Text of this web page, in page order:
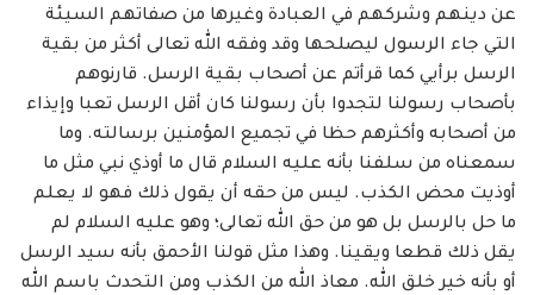
عن دينهم وشركهم في العبادة وغيرها من صفاتهم السيئة
التي جاء الرسول ليصلحها وقد وفقه ‏الله تعالى أكثر من بقية
الرسل برأيي كما قرأتم عن أصحاب بقية الرسل. قارنوهم
بأصحاب رسولنا ‏لتجدوا بأن رسولنا كان أقل الرسل تعبا وإيذاء
من أصحابه وأكثرهم حظا في تجميع المؤمنين ‏برسالته. وما
سمعناه من سلفنا بأنه عليه السلام قال ما أوذي نبي مثل ما
أوذيت محض الكذب. ‏ليس من حقه أن يقول ذلك فهو لا يعلم
ما حل بالرسل بل هو من حق الله تعالى؛ وهو عليه السلام لم
‏يقل ذلك قطعا ويقينا. وهذا مثل قولنا الأحمق بأنه سيد الرسل
أو بأنه خير خلق الله. معاذ الله من ‏الكذب ومن التحدث باسم الله